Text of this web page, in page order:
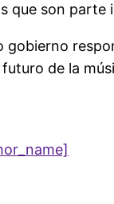
que son parte
gobierno
de la